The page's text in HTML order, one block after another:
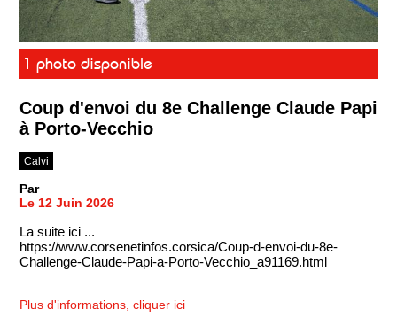
1 photo disponible
Coup d'envoi du 8e Challenge Claude Papi
à Porto-Vecchio
Calvi
Par
Le 12 Juin 2026
La suite ici ...
https://www.corsenetinfos.corsica/Coup-d-envoi-du-8e-
Challenge-Claude-Papi-a-Porto-Vecchio_a91169.html
Plus d'informations, cliquer ici